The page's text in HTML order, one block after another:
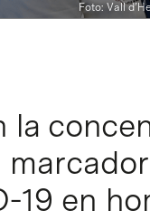
Foto: Vall
la
19 en